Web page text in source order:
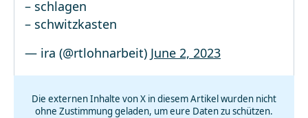
– schlagen
– schwitzkasten
— ira (@rtlohnarbeit) June 2, 2023
Die externen Inhalte von X in diesem Artikel wurden nicht
ohne Zustimmung geladen, um eure Daten zu schützen.